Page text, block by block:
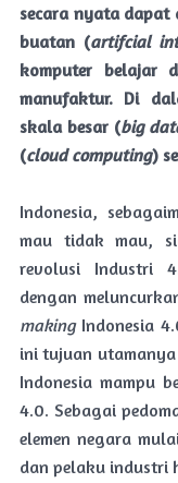
secara nyata dapat
buatan (artifcial
komputer belajar
manufaktur. Di
skala besar (big
(cloud computing)
Indonesia,
mau tidak mau,
revolusi Industri
dengan
making Indonesia
ini tujuan
Indonesia mampu
4.0. Sebagai
elemen negara
dan pelaku industri